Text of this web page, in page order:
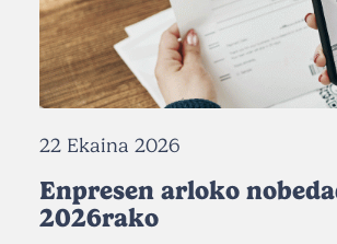
22 Ekaina 2026
Enpresen arloko
2026rako